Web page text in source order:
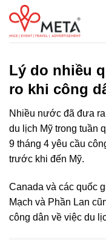
Chuyển
đến
nội
Lý do nhiều
ro khi công
Nhiều nước đã đưa
du lịch Mỹ trong tuần
9 tháng 4 yêu cầu
trước khi đến Mỹ.
Canada và các quốc
Mạch và Phần Lan
công dân về việc du